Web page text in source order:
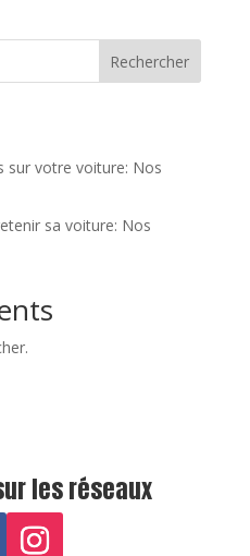
Rechercher
sur votre voiture: Nos
sa voiture: Nos
les réseaux